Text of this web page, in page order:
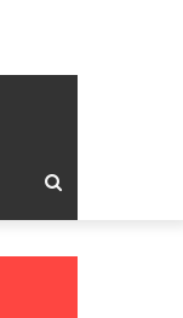
Traži